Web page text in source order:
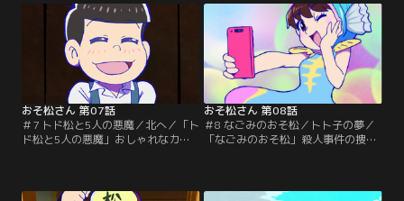
緒が切れた！！何が何でもツケ代を
請求しようと強硬手段に出た彼だっ
たが、首尾よくことは進むのか？！
「エスパーニャンコ」デカパン博士
の研究所にやってきた十四松と一
松。十四松はネコだけが…。【提
供：バンダイチャンネル】
ことや、昔から謎めいていたことな
どを思い出しながら、ハタ坊の家に
やってきたおそ松たち。そこで彼ら
が目にしたハタ坊の現在とは？！
【提供：バンダイチャンネル】
おそ松さん 第07話
＃7 トド松と5人の悪魔／北へ／「ト
ド松と5人の悪魔」おしゃれなカフ
を送る6つ子の兄たちとは違う人生
おそ松さん 第08話
＃8 なごみのおそ松／トト子の夢／
「なごみのおそ松」殺人事件の捜査
が信頼するこの人物に興味を持つ。